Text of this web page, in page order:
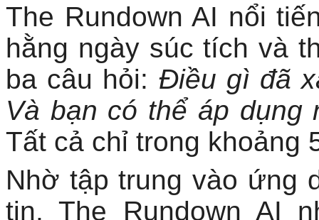
The Rundown AI nổi
hằng ngày súc tích và
ba câu hỏi: Điều gì đã
Và bạn có thể áp dụng
Tất cả chỉ trong khoảng
Nhờ tập trung vào ứng
tin, The Rundown AI